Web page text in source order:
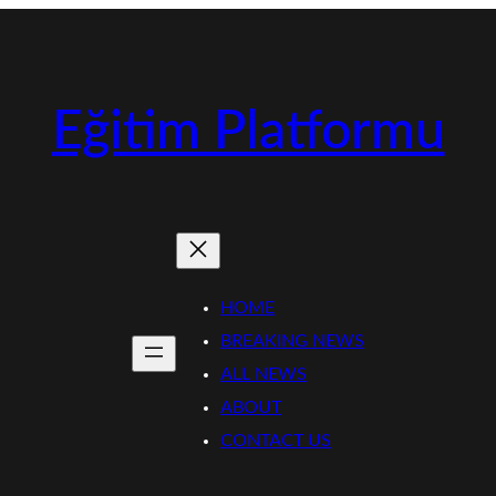
Eğitim Platformu
HOME
BREAKING NEWS
ALL NEWS
ABOUT
CONTACT US